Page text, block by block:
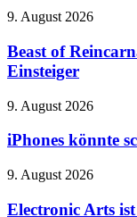
ersten
zum
neuen
Beast
Reincarnation:
Die
besten
für
9. August 2026
Beast of
Einsteiger
iPhones
schon
Montag
werden
9. August 2026
iPhones könnte
Electronic
ist
9. August 2026
Electronic Arts